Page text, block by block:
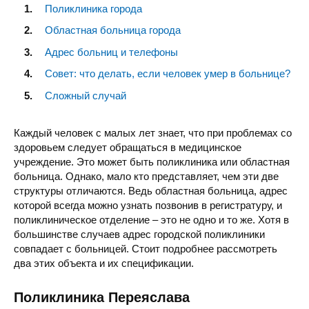
Поликлиника города
Областная больница города
Адрес больниц и телефоны
Совет: что делать, если человек умер в больнице?
Сложный случай
Каждый человек с малых лет знает, что при проблемах со
здоровьем следует обращаться в медицинское
учреждение. Это может быть поликлиника или областная
больница. Однако, мало кто представляет, чем эти две
структуры отличаются. Ведь областная больница, адрес
которой всегда можно узнать позвонив в регистратуру, и
поликлиническое отделение – это не одно и то же. Хотя в
большинстве случаев адрес городской поликлиники
совпадает с больницей. Стоит подробнее рассмотреть
два этих объекта и их спецификации.
Поликлиника Переяслава